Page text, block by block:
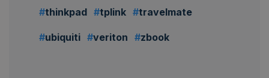
thinkpad tplink travelmate
ubiquiti veriton zbook